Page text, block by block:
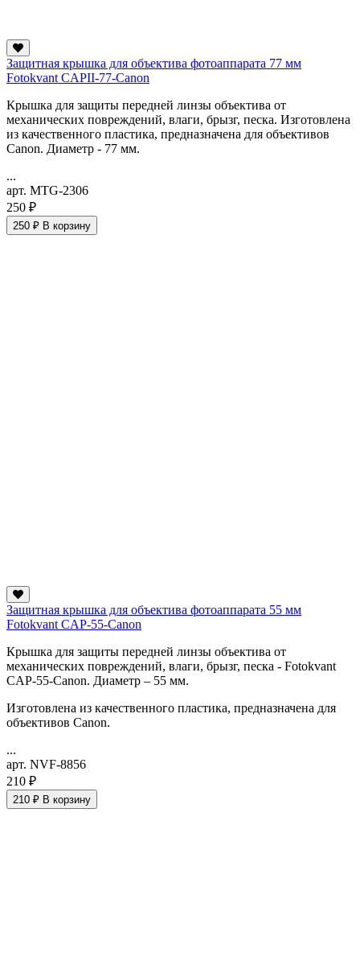
Защитная крышка для объектива фотоаппарата 77 мм
Fotokvant CAPII-77-Canon
Крышка для защиты передней линзы объектива от
механических повреждений, влаги, брызг, песка. Изготовлена
из качественного пластика, предназначена для объективов
Canon. Диаметр - 77 мм.
...
арт. MTG-2306
250 ₽
250 ₽ В корзину
Защитная крышка для объектива фотоаппарата 55 мм
Fotokvant CAP-55-Canon
Крышка для защиты передней линзы объектива от
механических повреждений, влаги, брызг, песка - Fotokvant
CAP-55-Canon. Диаметр – 55 мм.
Изготовлена из качественного пластика, предназначена для
объективов Canon.
...
арт. NVF-8856
210 ₽
210 ₽ В корзину